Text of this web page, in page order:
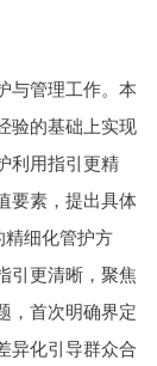
与管理工作。本
验的基础上实现
利用指引更精
要素，提出具体
精细化管护方
引更清晰，聚焦
，首次明确界定
异化引导群众合